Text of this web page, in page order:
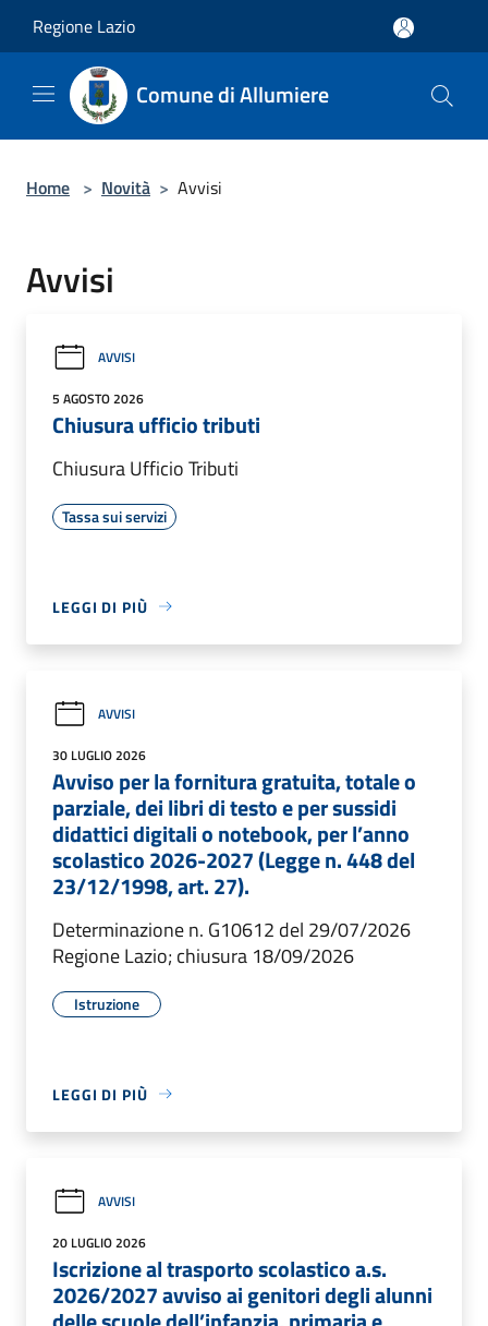
Regione Lazio
Comune di Allumiere
Home > Novità > Avvisi
Avvisi
AVVISI
5 AGOSTO 2026
Chiusura ufficio tributi
Chiusura Ufficio Tributi
Tassa sui servizi
LEGGI DI PIÙ
AVVISI
30 LUGLIO 2026
Avviso per la fornitura gratuita, totale o
parziale, dei libri di testo e per sussidi
didattici digitali o notebook, per l’anno
scolastico 2026-2027 (Legge n. 448 del
23/12/1998, art. 27).
Determinazione n. G10612 del 29/07/2026
Regione Lazio; chiusura 18/09/2026
Istruzione
LEGGI DI PIÙ
AVVISI
20 LUGLIO 2026
Iscrizione al trasporto scolastico a.s.
2026/2027 avviso ai genitori degli alunni